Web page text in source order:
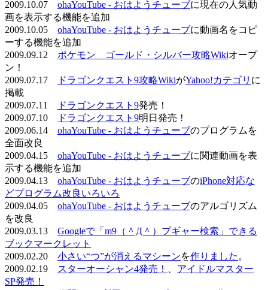
2009.10.07 ohaYouTube - おはようチューブに現在の人気動
画を表示する機能を追加
2009.10.05 ohaYouTube - おはようチューブに動画名をコピ
ーする機能を追加
2009.09.12 ポケモン ゴールド・シルバー攻略Wikiオープ
ン！
2009.07.17
ドラゴンクエスト9攻略WikiがYahoo!カテゴリ に
掲載
2009.07.11
ドラゴンクエスト9発売！
2009.07.10
ドラゴンクエスト9明日発売！
2009.06.14 ohaYouTube - おはようチューブのプログラムを
全面改良
2009.04.15 ohaYouTube - おはようチューブに関連動画を表
示する機能を追加
2009.04.13 ohaYouTube - おはようチューブのiPhone対応な
どプログラム改良いろいろ
2009.04.05 ohaYouTube - おはようチューブのアルゴリズム
を改良
2009.03.13 Googleで「m9（＾Д＾）プギャー検索」できる
ブックマークレット
2009.02.20 小さい“つ”が消えるマシーンを作りました 。
2009.02.19
スターオーシャン4発売！
アイドルマスター
SP発売！